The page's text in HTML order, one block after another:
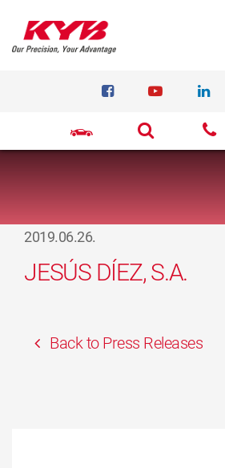
2019.06.26.
JESÚS DÍEZ, S.A.
Back to Press Releases